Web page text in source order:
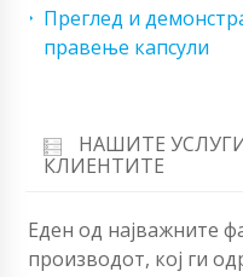
Преглед и
правење капсули
НАШИТЕ
КЛИЕНТИТЕ
Еден од најважните
производот, кој ги